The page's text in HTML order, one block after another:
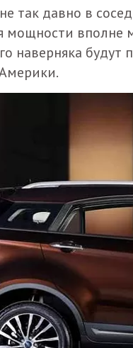
так давно в
вполне
наверняка